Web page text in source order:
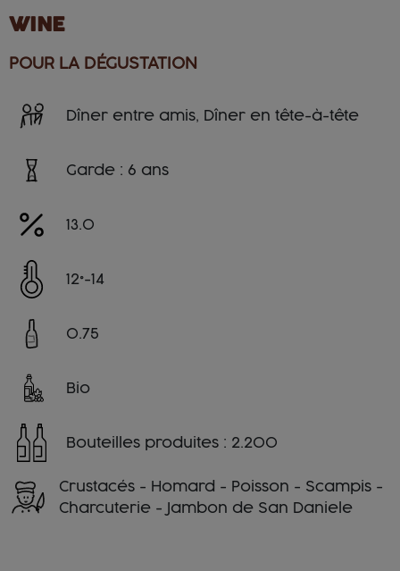
WINE
POUR LA DÉGUSTATION
Dîner entre amis, Dîner en tête-à-tête
Garde : 6 ans
13.0
12°-14
0.75
Bio
Bouteilles produites : 2.200
Crustacés - Homard - Poisson - Scampis -
Charcuterie - Jambon de San Daniele